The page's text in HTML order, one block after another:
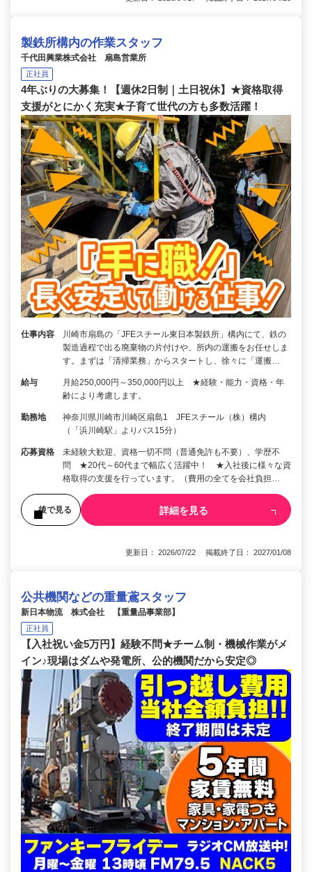
製鉄所構内の作業スタッフ
千代田興業株式会社 扇島営業所
正社員
4年ぶりの大募集！【週休2日制｜土日祝休】★資格取得
支援がとにかく充実★子育て世代の方も多数活躍！
仕事内容
川崎市扇島の「JFEスチール東日本製鉄所」構内にて、鉄の
製造過程で出る廃棄物の片付けや、所内の運搬をお任せしま
す。まずは「清掃業務」からスタートし、徐々に「運搬…
給与
月給250,000円～350,000円以上 ★経験・能力・資格・年
齢により考慮します。
勤務地
神奈川県川崎市川崎区扇島1 JFEスチール（株）構内
（「浜川崎駅」よりバス15分）
応募資格
未経験大歓迎、資格一切不問（普通免許も不要）、学歴不
問 ★20代～60代まで幅広く活躍中！ ★入社後に様々な資
格取得の支援を行っています。（費用の全てを会社負担…
後で見る 詳細を見る
更新日： 2026/07/22 掲載終了日： 2027/01/08
公共機関などの重量鳶スタッフ
新日本物流 株式会社 【重量品事業部】
正社員
【入社祝い金5万円】経験不問★チーム制・機械作業がメ
イン♪現場はダムや発電所、公的機関だから安定◎